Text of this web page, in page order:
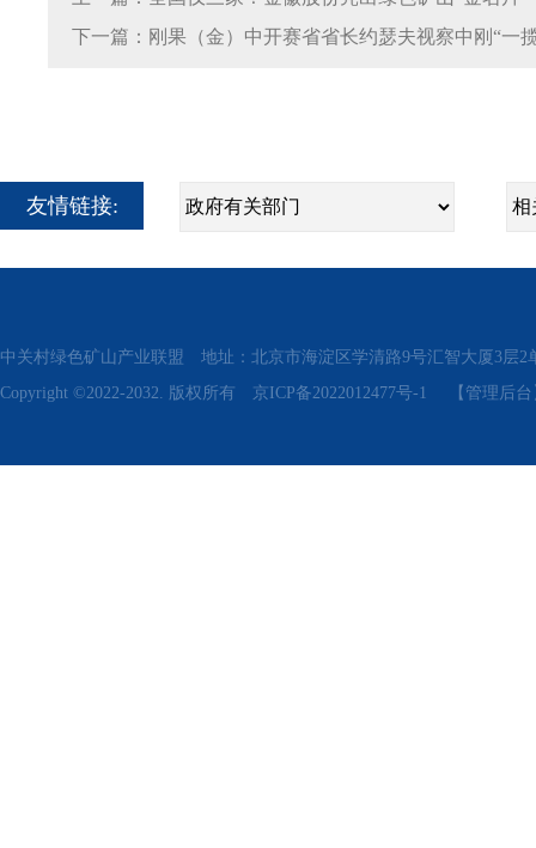
下一篇：刚果（金）中开赛省省长约瑟夫视察中刚“一
友情链接:
中关村绿色矿山产业联盟 地址：北京市海淀区学清路9号汇智大厦3层
Copyright ©2022-2032. 版权所有 京ICP备2022012477号-1 【管理后